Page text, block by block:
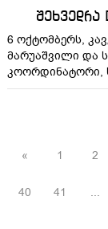
შეხვედრა
6 ოქტომბერს,
მარუაშვილი და
კოორდინატორი,
« 1 2
40 41 ...